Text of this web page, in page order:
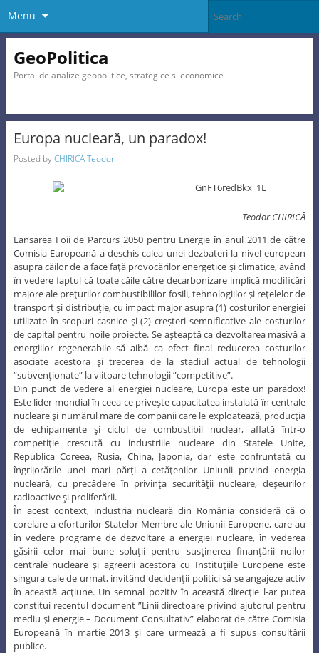
Menu
GeoPolitica
Portal de analize geopolitice, strategice si economice
Europa nucleară, un paradox!
Posted byCHIRICA Teodor
Teodor CHIRICĂ
Lansarea Foii de Parcurs 2050 pentru Energie în anul 2011 de către
Comisia Europeană a deschis calea unei dezbateri la nivel european
asupra căilor de a face faţă provocărilor energetice şi climatice, având
în vedere faptul că toate căile către decarbonizare implică modificări
majore ale preţurilor combustibililor fosili, tehnologiilor şi reţelelor de
transport şi distribuţie, cu impact major asupra (1) costurilor energiei
utilizate în scopuri casnice şi (2) creşteri semnificative ale costurilor
de capital pentru noile proiecte. Se aşteaptă ca dezvoltarea masivă a
energiilor regenerabile să aibă ca efect final reducerea costurilor
asociate acestora şi trecerea de la stadiul actual de tehnologii
”subvenţionate” la viitoare tehnologii ”competitive”.
Din punct de vedere al energiei nucleare, Europa este un paradox!
Este lider mondial în ceea ce priveşte capacitatea instalată în centrale
nucleare şi numărul mare de companii care le exploatează, producţia
de echipamente şi ciclul de combustibil nuclear, aflată într-o
competiţie crescută cu industriile nucleare din Statele Unite,
Republica Coreea, Rusia, China, Japonia, dar este confruntată cu
îngrijorările unei mari părţi a cetăţenilor Uniunii privind energia
nucleară, cu precădere în privinţa securităţii nucleare, deşeurilor
radioactive şi proliferării.
În acest context, industria nucleară din România consideră că o
corelare a eforturilor Statelor Membre ale Uniunii Europene, care au
în vedere programe de dezvoltare a energiei nucleare, în vederea
găsirii celor mai bune soluţii pentru susţinerea finanţării noilor
centrale nucleare şi agreerii acestora cu Instituţiile Europene este
singura cale de urmat, invitând decidenţii politici să se angajeze activ
în această acţiune. Un semnal pozitiv în această direcţie l-ar putea
constitui recentul document ”Linii directoare privind ajutorul pentru
mediu şi energie – Document Consultativ” elaborat de către Comisia
Europeană în martie 2013 şi care urmează a fi supus consultării
publice.